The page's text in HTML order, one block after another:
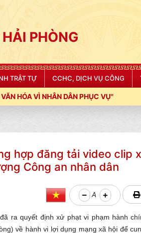
PHÒNG
TRẬT TỰ CCHC, DỊCH VỤ CÔNG
VỤ"
hợp đăng tải video clip
Công an nhân dân
A
ra quyết định xử phạt vi phạm hành
về hành vi lợi dụng mạng xã hội để